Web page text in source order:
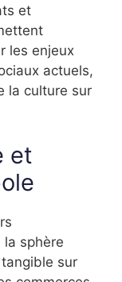
et
les enjeux
actuels,
la culture sur
et
sphère
sur